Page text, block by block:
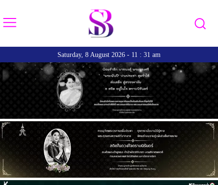
Saturday, 8 August 2026 - 11 : 31 am